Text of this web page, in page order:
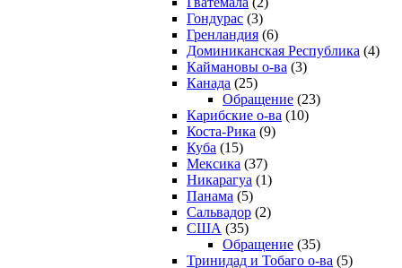
Гондурас (3)
Гренландия (6)
Доминиканская Республика (4)
Каймановы о-ва (3)
Канада (25)
Обращение (23)
Карибские о-ва (10)
Коста-Рика (9)
Куба (15)
Мексика (37)
Никарагуа (1)
Панама (5)
Сальвадор (2)
США (35)
Обращение (35)
Тринидад и Тобаго о-ва (5)